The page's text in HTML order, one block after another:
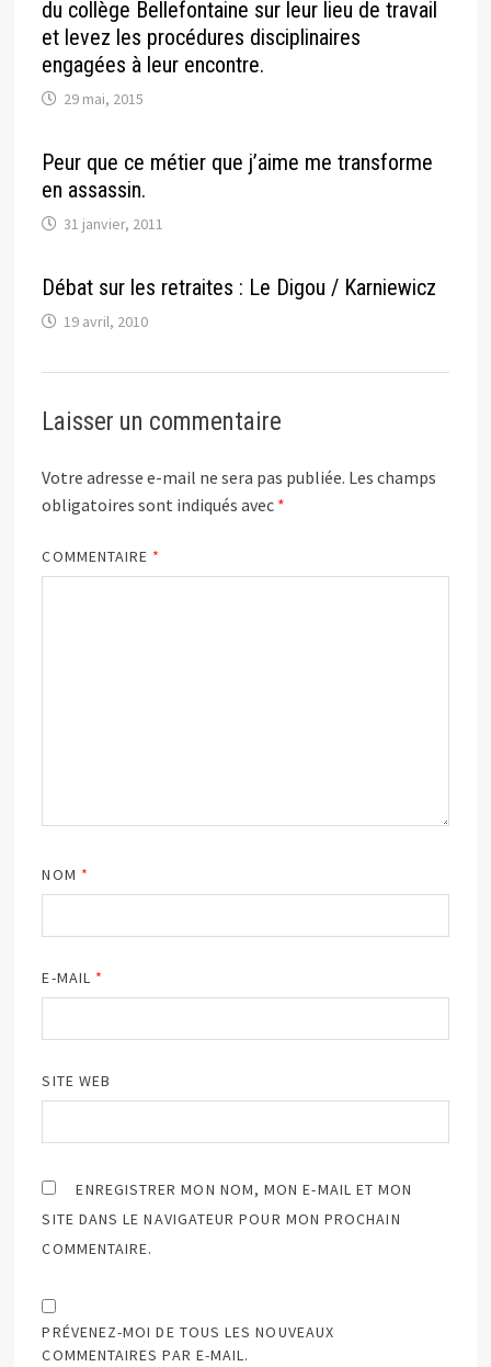
du collège Bellefontaine sur leur lieu de travail
et levez les procédures disciplinaires
engagées à leur encontre.
29 mai, 2015
Peur que ce métier que j’aime me transforme
en assassin.
31 janvier, 2011
Débat sur les retraites : Le Digou / Karniewicz
19 avril, 2010
Laisser un commentaire
Votre adresse e-mail ne sera pas publiée. Les champs
obligatoires sont indiqués avec *
COMMENTAIRE *
NOM *
E-MAIL *
SITE WEB
ENREGISTRER MON NOM, MON E-MAIL ET MON
SITE DANS LE NAVIGATEUR POUR MON PROCHAIN
COMMENTAIRE.
PRÉVENEZ-MOI DE TOUS LES NOUVEAUX
COMMENTAIRES PAR E-MAIL.